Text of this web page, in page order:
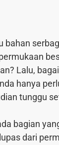
bahan
Lalu,
hanya
tunggu
bagian
dari